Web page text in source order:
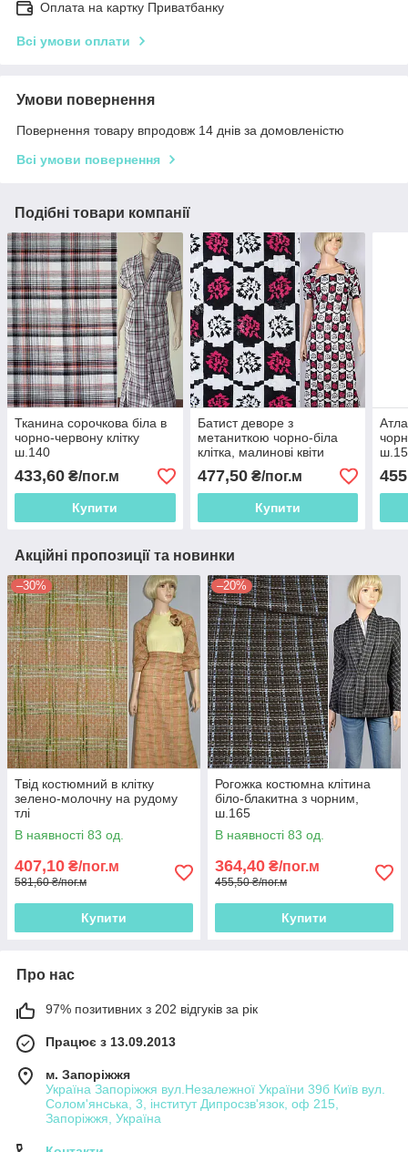
Оплата на картку Приватбанку
Всі умови оплати
Умови повернення
Повернення товару впродовж 14 днів за домовленістю
Всі умови повернення
Подібні товари компанії
Тканина сорочкова біла в
чорно-червону клітку
ш.140
433,60 ₴/пог.м
Купити
Батист деворе з
метаниткою чорно-біла
клітка, малинові квіти
ш.140
477,50₴/пог.м
Купити
Акційні пропозиції та новинки
–30%
Твід костюмний в клітку
зелено-молочну на рудому
тлі
В наявності 83 од.
407,10 ₴/пог.м
581,60 ₴/пог.м
Купити
–20%
Рогожка костюмна клітина
біло-блакитна з чорним,
ш.165
В наявності 83 од.
364,40 ₴/пог.м
455,50 ₴/пог.м
Купити
Про нас
97% позитивних з 202 відгуків за рік
Працює з 13.09.2013
м. Запоріжжя
Україна Запоріжжя вул.Незалежної України 39б Київ вул.
Солом'янська, 3, інститут Дипросзв'язок, оф 215,
Запоріжжя, Україна